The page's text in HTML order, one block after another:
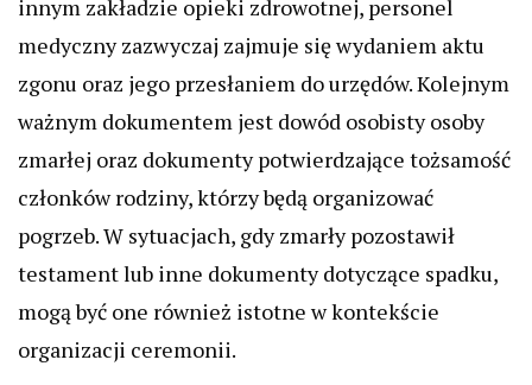
innym zakładzie opieki zdrowotnej, personel
medyczny zazwyczaj zajmuje się wydaniem aktu
zgonu oraz jego przesłaniem do urzędów. Kolejnym
ważnym dokumentem jest dowód osobisty osoby
zmarłej oraz dokumenty potwierdzające tożsamość
członków rodziny, którzy będą organizować
pogrzeb. W sytuacjach, gdy zmarły pozostawił
testament lub inne dokumenty dotyczące spadku,
mogą być one również istotne w kontekście
organizacji ceremonii.